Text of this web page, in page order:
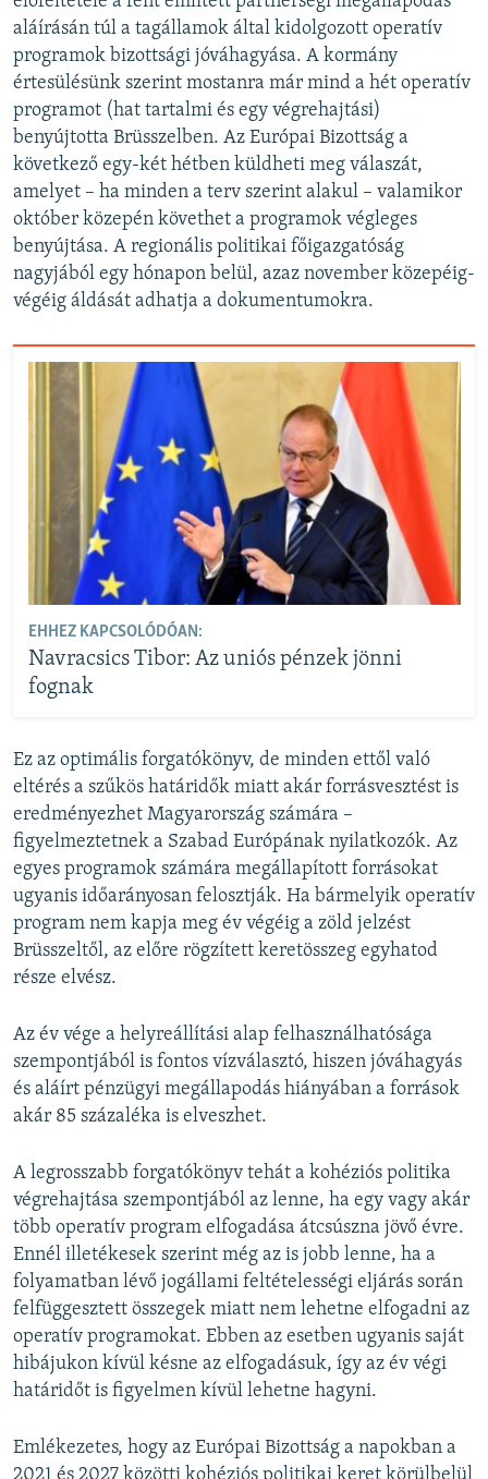
aláírásán túl a tagállamok által kidolgozott operatív
programok bizottsági jóváhagyása. A kormány
értesülésünk szerint mostanra már mind a hét operatív
programot (hat tartalmi és egy végrehajtási)
benyújtotta Brüsszelben. Az Európai Bizottság a
következő egy-két hétben küldheti meg válaszát,
amelyet – ha minden a terv szerint alakul – valamikor
október közepén követhet a programok végleges
benyújtása. A regionális politikai főigazgatóság
nagyjából egy hónapon belül, azaz november közepéig-
végéig áldását adhatja a dokumentumokra.
EHHEZ KAPCSOLÓDÓAN:
Navracsics Tibor: Az uniós pénzek jönni
fognak
Ez az optimális forgatókönyv, de minden ettől való
eltérés a szűkös határidők miatt akár forrásvesztést is
eredményezhet Magyarország számára –
figyelmeztetnek a Szabad Európának nyilatkozók. Az
egyes programok számára megállapított forrásokat
ugyanis időarányosan felosztják. Ha bármelyik operatív
program nem kapja meg év végéig a zöld jelzést
Brüsszeltől, az előre rögzített keretösszeg egyhatod
része elvész.
Az év vége a helyreállítási alap felhasználhatósága
szempontjából is fontos vízválasztó, hiszen jóváhagyás
és aláírt pénzügyi megállapodás hiányában a források
akár 85 százaléka is elveszhet.
A legrosszabb forgatókönyv tehát a kohéziós politika
végrehajtása szempontjából az lenne, ha egy vagy akár
több operatív program elfogadása átcsúszna jövő évre.
Ennél illetékesek szerint még az is jobb lenne, ha a
folyamatban lévő jogállami feltételességi eljárás során
felfüggesztett összegek miatt nem lehetne elfogadni az
operatív programokat. Ebben az esetben ugyanis saját
hibájukon kívül késne az elfogadásuk, így az év végi
határidőt is figyelmen kívül lehetne hagyni.
Emlékezetes, hogy az Európai Bizottság a napokban a
2021 és 2027 közötti kohéziós politikai keret körülbelül